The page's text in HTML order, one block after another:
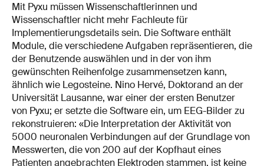
Mit Pyxu müssen Wissenschaftlerinnen und
Wissenschaftler nicht mehr Fachleute für
Implementierungsdetails sein. Die Software enthält
Module, die verschiedene Aufgaben repräsentieren, die
der Benutzende auswählen und in der von ihm
gewünschten Reihenfolge zusammensetzen kann,
ähnlich wie Legosteine. Nino Hervé, Doktorand an der
Universität Lausanne, war einer der ersten Benutzer
von Pyxu; er setzte die Software ein, um EEG-Bilder zu
rekonstruieren: «Die Interpretation der Aktivität von
5000 neuronalen Verbindungen auf der Grundlage von
Messwerten, die von 200 auf der Kopfhaut eines
Patienten angebrachten Elektroden stammen, ist keine